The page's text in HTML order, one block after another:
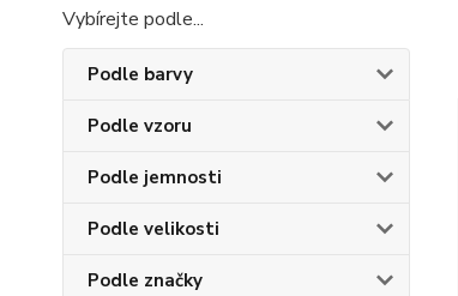
Vybírejte podle...
Podle barvy
Podle vzoru
Podle jemnosti
Podle velikosti
Podle značky